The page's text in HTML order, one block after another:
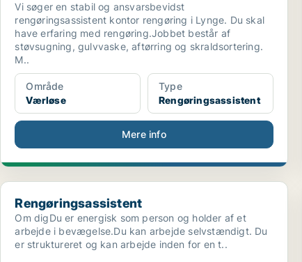
Vi søger en stabil og ansvarsbevidst
rengøringsassistent kontor rengøring i Lynge. Du skal
have erfaring med rengøring.Jobbet består af
støvsugning, gulvvaske, aftørring og skraldsortering.
M..
Område
Værløse
Type
Rengøringsassistent
Mere info
Rengøringsassistent
Rengøringsassistent
Om digDu er energisk som person og holder af et
arbejde i bevægelse.Du kan arbejde selvstændigt. Du
er struktureret og kan arbejde inden for en t..